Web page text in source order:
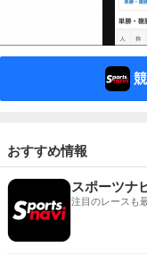
おすすめ情報
スポーツナ
注目のレースも